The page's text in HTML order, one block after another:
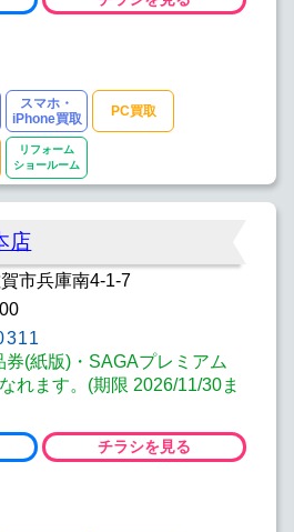
スマホ・
iPhone買取
PC買取
リフォーム
ショールーム
店
市兵庫南4-1-7
(紙版)・SAGAプレミアム
れます。(期限 2026/11/30ま
チラシを見る